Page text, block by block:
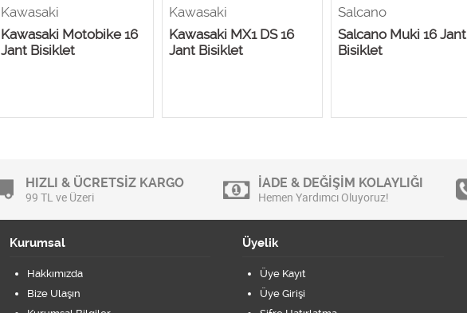
Kawasaki
Kawasaki Motobike 16
Jant Bisiklet
Kawasaki
Kawasaki MX1 DS 16
Jant Bisiklet
Salcano
Salcano Muki 16 Jant
Bisiklet
HIZLI & ÜCRETSİZ KARGO
99 TL ve Üzeri
İADE & DEĞİŞİM KOLAYLIĞI
Hemen Yardımcı Oluyoruz!
Kurumsal
Hakkımızda
Bize Ulaşın
Üyelik
Üye Kayıt
Üye Girişi